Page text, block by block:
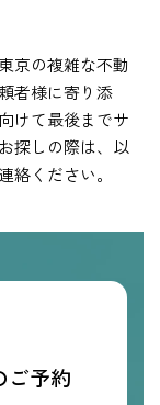
京の複雑な不動
者様に寄り添
けて最後までサ
探しの際は、以
ください。
ご予約